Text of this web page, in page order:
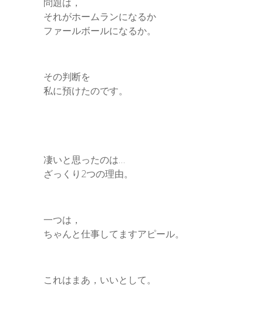
それがホームランになるか
ファールボールになるか。
その判断を
私に預けたのです。
凄いと思ったのは…
ざっくり2つの理由。
一つは，
ちゃんと仕事してますアピール。
これはまあ，いいとして。